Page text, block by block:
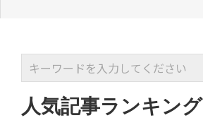
人気記事ランキング